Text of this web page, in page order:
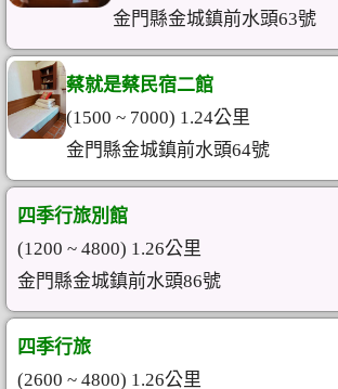
金門縣金城鎮前水頭63號
蔡就是蔡民宿二館
(1500 ~ 7000) 1.24公里
金門縣金城鎮前水頭64號
四季行旅別館
(1200 ~ 4800) 1.26公里
金門縣金城鎮前水頭86號
四季行旅
(2600 ~ 4800) 1.26公里